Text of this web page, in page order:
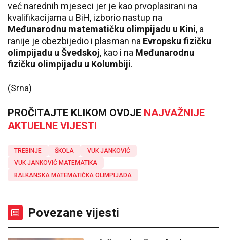
već narednih mjeseci jer je kao prvoplasirani na
kvalifikacijama u BiH, izborio nastup na
Međunarodnu matematičku olimpijadu u Kini, a
ranije je obezbijedio i plasman na Evropsku fizičku
olimpijadu u Švedskoj, kao i na Međunarodnu
fizičku olimpijadu u Kolumbiji.
(Srna)
PROČITAJTE KLIKOM OVDJE NAJVAŽNIJE
AKTUELNE VIJESTI
TREBINJE ŠKOLA
VUK JANKOVIĆ
VUK JANKOVIĆ MATEMATIKA
BALKANSKA MATEMATIČKA OLIMPIJADA
Povezane vijesti